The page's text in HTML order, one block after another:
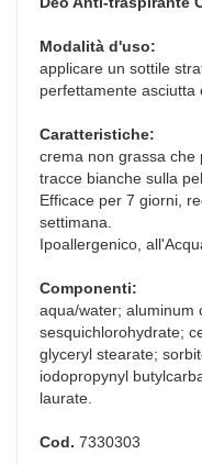
Modalità d'uso:
applicare un sottile
perfettamente asciutta
Caratteristiche:
crema non grassa che
tracce bianche sulla
Efficace per 7 giorni,
settimana.
Ipoallergenico,
Componenti:
aqua/water; aluminum
sesquichlorohydrate;
glyceryl stearate;
iodopropynyl
laurate.
Cod. 7330303